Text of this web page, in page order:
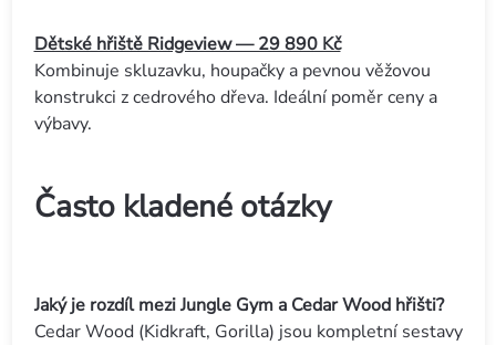
Dětské hřiště Ridgeview — 29 890 Kč
Kombinuje skluzavku, houpačky a pevnou věžovou
konstrukci z cedrového dřeva. Ideální poměr ceny a
výbavy.
Často kladené otázky
Jaký je rozdíl mezi Jungle Gym a Cedar Wood hřišti?
Cedar Wood (Kidkraft, Gorilla) jsou kompletní sestavy